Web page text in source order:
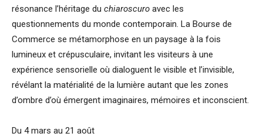
résonance l’héritage du chiaroscuro avec les
questionnements du monde contemporain. La Bourse de
Commerce se métamorphose en un paysage à la fois
lumineux et crépusculaire, invitant les visiteurs à une
expérience sensorielle où dialoguent le visible et l’invisible,
révélant la matérialité de la lumière autant que les zones
d’ombre d’où émergent imaginaires, mémoires et inconscient.
Du 4 mars au 21 août